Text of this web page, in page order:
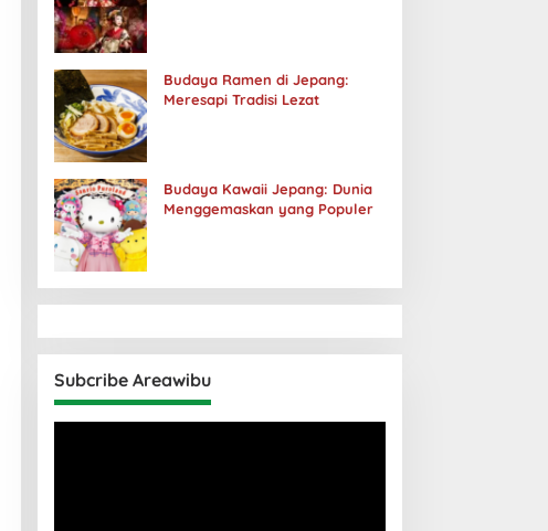
Budaya Ramen di Jepang:
Meresapi Tradisi Lezat
Budaya Kawaii Jepang: Dunia
Menggemaskan yang Populer
Subcribe Areawibu